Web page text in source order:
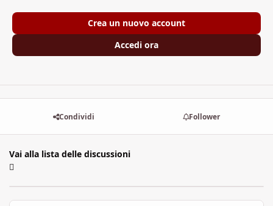
Crea un nuovo account
Accedi ora
Condividi Follower
Vai alla lista delle discussioni